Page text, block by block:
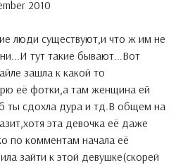
2010
люди существуют,и что ж им не
тут такие бывают...Вот
зашла к какой то
её фотки,а там женщина ей
ты сдохла дура и тд.В общем на
эта девочка её даже
по комментам начала её
зайти к этой девушке(скорей